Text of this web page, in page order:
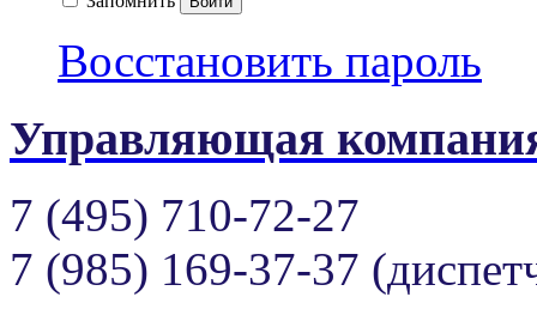
Восстановить пароль
Управляющая
7 (495) 710-72-27
7 (985) 169-37-37